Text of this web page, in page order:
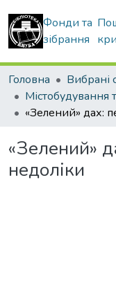
Фонди та
зібрання
Головна
«Зелений»
недоліки